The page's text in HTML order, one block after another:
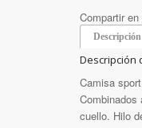
Compartir
Descripción
Descripción
Camisa
Combinados
cuello. Hilo